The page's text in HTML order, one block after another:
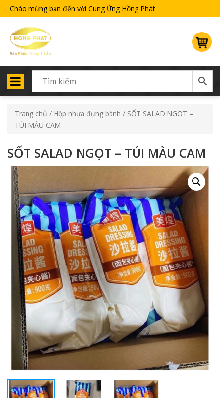
Chào mừng bạn đến với Cung Ứng Hồng Phát
Trang chủ / Hộp nhựa đựng bánh / SỐT SALAD NGỌT –
TÚI MÀU CAM
SỐT SALAD NGỌT – TÚI MÀU CAM